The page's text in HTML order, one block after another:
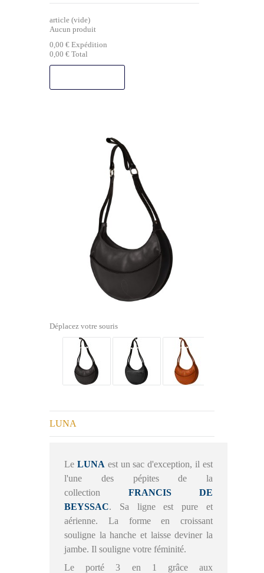
article (vide)
Aucun produit
0,00 € Expédition
0,00 € Total
Déplacez votre souris
LUNA
Le LUNA est un sac d'exception, il est
l'une des pépites de la
collection
FRANCIS DE
BEYSSAC. Sa ligne est pure et
aérienne. La forme en croissant
souligne la hanche et laisse deviner la
jambe. Il souligne votre féminité.
Le porté 3 en 1 grâce aux